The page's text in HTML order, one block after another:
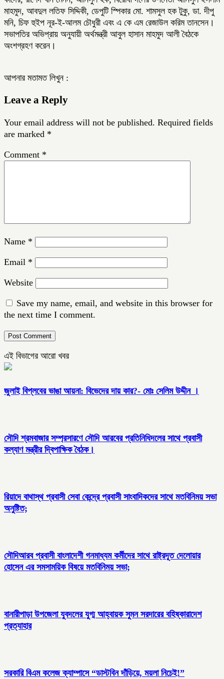
মাহমুদ, আবদুল লতিফ সিদ্দিকী, ডেপুটি স্পিকার মো. শামসুল হক টুকু, ডা. দীপু
মনি, চিফ হুইপ নূর-ই-আলম চৌধুরী এবং এ কে এম রেজাউল করিম তানসেন।
সভাপতির অভিপ্রায় অনুযায়ী অর্থমন্ত্রী আবুল হাসান মাহমুদ আলী বৈঠকে
অংশগ্রহণ করেন।
আপনার মতামত লিখুন :
Leave a Reply
Your email address will not be published. Required fields
are marked *
Comment *
Name *
Email *
Website
Save my name, email, and website in this browser for
the next time I comment.
এই বিভাগের আরো খবর
জুলাই বিপ্লবের ভাঙা আয়না: বিভেদের দায় কার?- মোঃ সেলিম উদ্দীন ।
সৌদি শ্রমবাজার সম্প্রসারণে সৌদি আরবের প্রতিনিধিদলের সাথে প্রবাসী
কল্যাণ মন্ত্রীর দ্বিপাক্ষিক বৈঠক।
রিয়াদে বাথাস্থ প্রবাসী সেবা কেন্দ্রে প্রবাসী সাংবাদিকদের সাথে মতবিনিময় সভা
অনুষ্টিত;
সৌদিআরব প্রবাসী বাংলাদেশী গনমাধ্যম কর্মীদের সাথে রাষ্ট্রদূত দেলোয়ার
হোসেন এর সমসাময়িক বিষয়ে মতবিনিময় সভা;
বানারীপাড়া উপজেলা যুবদলের যুগ্ম আহ্বায়ক সুমন সরদারের বহিষ্কারাদেশ
প্রত্যাহার
সরকারি বিএম কলেজ ক্যাম্পাসে “ডাস্টবিন দাঁড়িয়ে, ময়লা নিচেই!”